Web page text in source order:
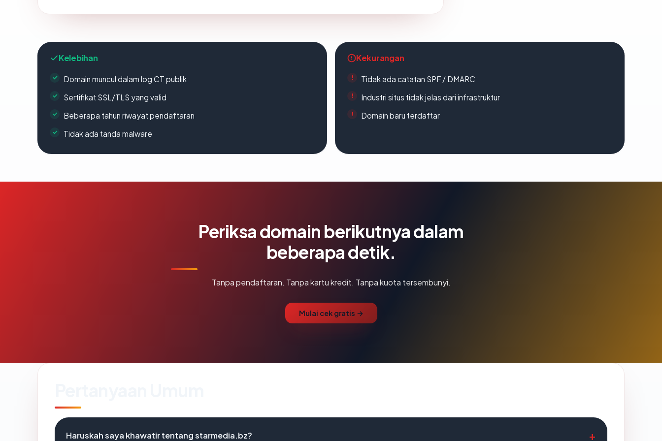
Kelebihan
Domain muncul dalam log CT publik
Sertifikat SSL/TLS yang valid
Beberapa tahun riwayat pendaftaran
Tidak ada tanda malware
Kekurangan
Tidak ada catatan SPF / DMARC
Industri situs tidak jelas dari infrastruktur
Domain baru terdaftar
Periksa domain berikutnya dalam
beberapa detik.
Tanpa pendaftaran. Tanpa kartu kredit. Tanpa kuota tersembunyi.
Mulai cek gratis →
Haruskah saya khawatir tentang starmedia.bz?